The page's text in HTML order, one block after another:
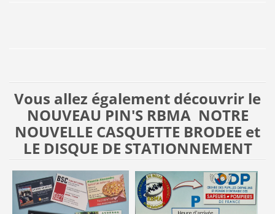
Vous allez également découvrir le
NOUVEAU PIN'S RBMA NOTRE
NOUVELLE CASQUETTE BRODEE et
LE DISQUE DE STATIONNEMENT